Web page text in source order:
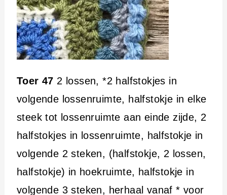
Toer 47 2 lossen, *2 halfstokjes in
volgende lossenruimte, halfstokje in elke
steek tot lossenruimte aan einde zijde, 2
halfstokjes in lossenruimte, halfstokje in
volgende 2 steken, (halfstokje, 2 lossen,
halfstokje) in hoekruimte, halfstokje in
volgende 3 steken, herhaal vanaf * voor